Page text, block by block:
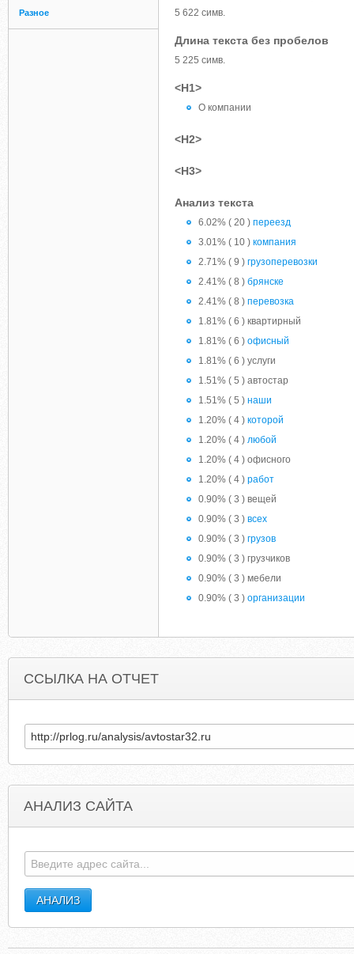
Разное 5 622 симв.
Длина текста без пробелов
5 225 симв.
<H1>
О компании
<H2>
<H3>
Анализ текста
6.02% ( 20 ) переезд
3.01% ( 10 ) компания
2.71% ( 9 ) грузоперевозки
2.41% ( 8 ) брянске
2.41% ( 8 ) перевозка
1.81% ( 6 ) квартирный
1.81% ( 6 ) офисный
1.81% ( 6 ) услуги
1.51% ( 5 ) автостар
1.51% ( 5 ) наши
1.20% ( 4 ) которой
1.20% ( 4 ) любой
1.20% ( 4 ) офисного
1.20% ( 4 ) работ
0.90% ( 3 ) вещей
0.90% ( 3 ) всех
0.90% ( 3 ) грузов
0.90% ( 3 ) грузчиков
0.90% ( 3 ) мебели
0.90% ( 3 ) организации
ССЫЛКА НА ОТЧЕТ
АНАЛИЗ САЙТА